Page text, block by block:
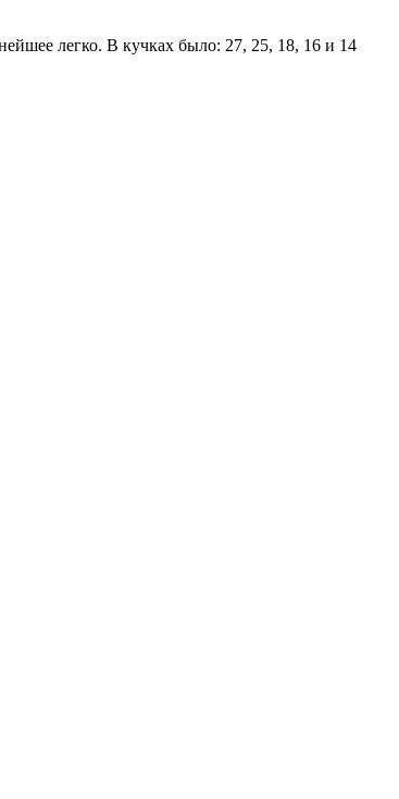
легко. В кучках было: 27, 25, 18, 16 и 14